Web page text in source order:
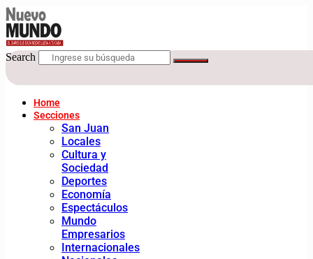
Search
Home
Secciones
San Juan
Locales
Cultura y
Sociedad
Deportes
Economía
Espectáculos
Mundo
Empresarios
Internacionales